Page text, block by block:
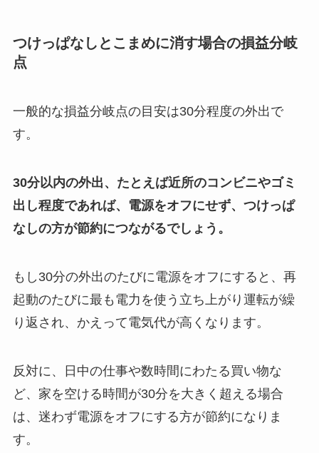
つけっぱなしとこまめに消す場合の損益分岐
点
一般的な損益分岐点の目安は30分程度の外出で
す。
30分以内の外出、たとえば近所のコンビニやゴミ
出し程度であれば、電源をオフにせず、つけっぱ
なしの方が節約につながるでしょう。
もし30分の外出のたびに電源をオフにすると、再
起動のたびに最も電力を使う立ち上がり運転が繰
り返され、かえって電気代が高くなります。
反対に、日中の仕事や数時間にわたる買い物な
ど、家を空ける時間が30分を大きく超える場合
は、迷わず電源をオフにする方が節約になりま
す。